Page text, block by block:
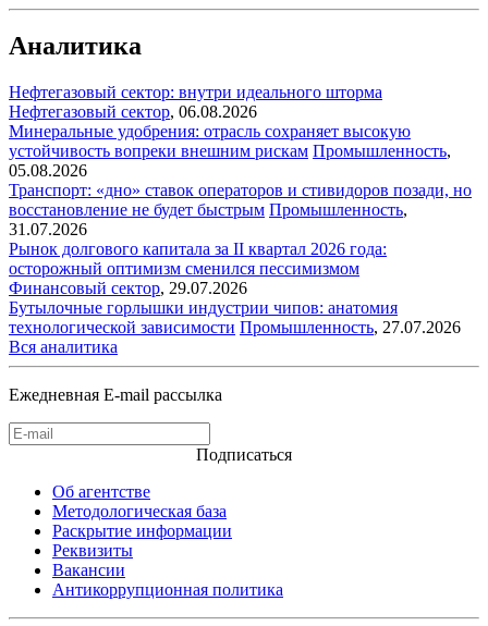
Аналитика
Нефтегазовый сектор: внутри идеального шторма
Нефтегазовый сектор, 06.08.2026
Минеральные удобрения: отрасль сохраняет высокую
устойчивость вопреки внешним рискам Промышленность,
05.08.2026
Транспорт: «дно» ставок операторов и стивидоров позади, но
восстановление не будет быстрым Промышленность,
31.07.2026
Рынок долгового капитала за II квартал 2026 года:
осторожный оптимизм сменился пессимизмом
Финансовый сектор, 29.07.2026
Бутылочные горлышки индустрии чипов: анатомия
технологической зависимости Промышленность, 27.07.2026
Вся аналитика
Ежедневная E-mail рассылка
Подписаться
Об агентстве
Методологическая база
Раскрытие информации
Реквизиты
Вакансии
Антикоррупционная политика